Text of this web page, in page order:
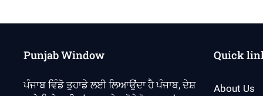
Punjab Window
ਪੰਜਾਬ ਵਿੰਡੋ ਤੁਹਾਡੇ ਲਈ ਲਿਆਉਂਦਾ ਹੈ ਪੰਜਾਬ, ਦੇਸ਼
Quick
About Us